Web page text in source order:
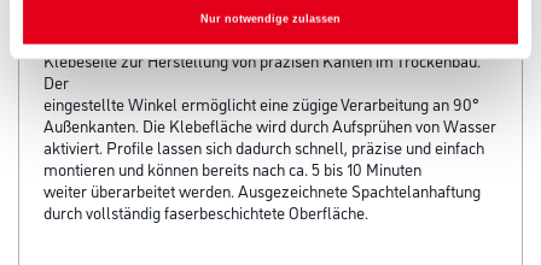
Nur notwendige zulassen
Selbstklebendes Kompositprofil mit wasseraktivierbarer
Klebeseite zur Herstellung von präzisen Kanten im Trockenbau.
Der
eingestellte Winkel ermöglicht eine zügige Verarbeitung an 90°
Außenkanten. Die Klebefläche wird durch Aufsprühen von Wasser
aktiviert. Profile lassen sich dadurch schnell, präzise und einfach
montieren und können bereits nach ca. 5 bis 10 Minuten
weiter überarbeitet werden. Ausgezeichnete Spachtelanhaftung
durch vollständig faserbeschichtete Oberfläche.